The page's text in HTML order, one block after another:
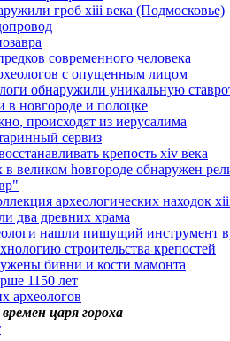
гроб xiii века (Подмосковье)
современного человека
с опущенным лицом
обнаружили уникальную
в новгороде и полоцке
происходят из иерусалима
сервиз
крепость xiv века
в великом hовгороде обнаружен
археологических находок
два древних храма
нашли пишущий инструмент
строительства крепостей
бивни и кости мамонта
1150 лет
археологов
царя гороха